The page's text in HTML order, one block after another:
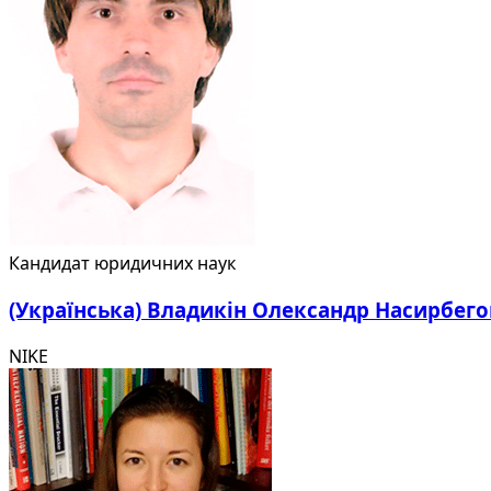
Кандидат юридичних наук
(Українська) Владикін Олександр
NIKE